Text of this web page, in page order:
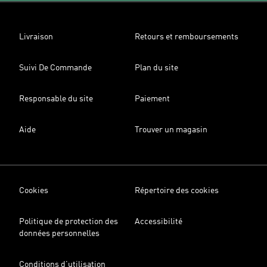
Livraison Retours et remboursements
Suivi De Commande Plan du site
Responsable du site Paiement
Aide Trouver un magasin
Cookies Répertoire des cookies
Politique de protection des
données personnelles
Accessibilité
Conditions d’utilisation